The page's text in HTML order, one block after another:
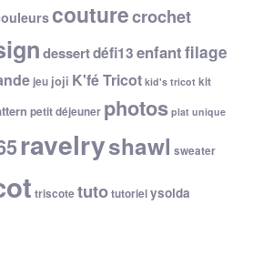
couturecrochet
dessertdéfi13enfantfilage
jeu joji K'fé Tricot kid's tricot kit
petit déjeuner photos plat unique
ravelryshawl sweater
triscote tutotutorielysolda